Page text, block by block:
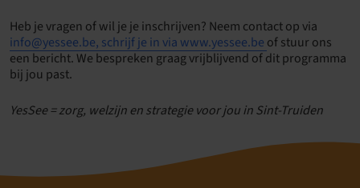
Heb je vragen of wil je je inschrijven? Neem contact op via
info@yessee.be, schrijf je in via www.yessee.be of stuur ons
een bericht. We bespreken graag vrijblijvend of dit programma
bij jou past.
YesSee = zorg, welzijn en strategie voor jou in Sint-Truiden